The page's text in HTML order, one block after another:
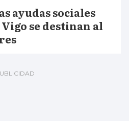
ayudas sociales
se destinan al